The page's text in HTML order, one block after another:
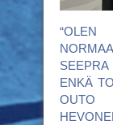
“OLEN
SEEPRA
ENKÄ
OUTO